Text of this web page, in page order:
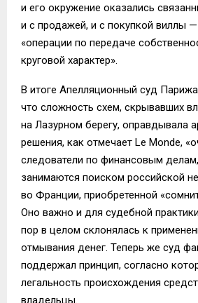
и его окружение оказались
и с продажей, и с покупкой виллы
«операции по передаче
круговой характер».
В итоге Апелляционный суд
что сложность схем, скрывавших
на Лазурном берегу, оправдывала
решения, как отмечает Le Monde,
следователи по финансовым
занимаются поиском российской
во Франции, приобретенной
Оно важно и для судебной
пор в целом склонялась к
отмывания денег. Теперь же суд
поддержал принцип, согласно
легальность происхождения
владельцы.